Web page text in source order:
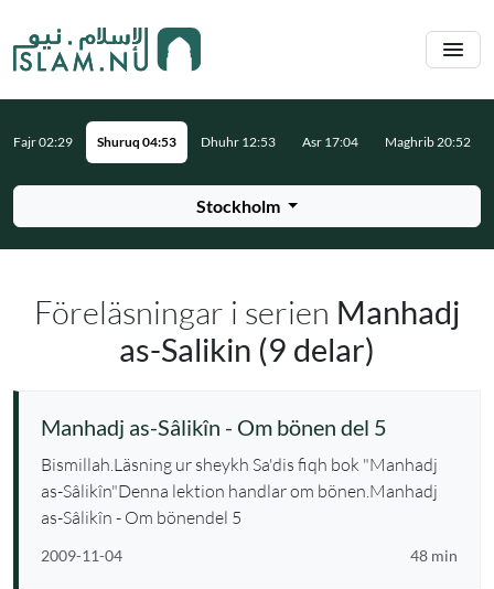
Stockholm
Fajr 02:29 Shuruq 04:53 Dhuhr 12:53 Asr 17:04 Maghrib 20:52
Föreläsningar i serien Manhadj
as-Salikin (9 delar)
Manhadj as-Sâlikîn - Om bönen del 5
Bismillah.Läsning ur sheykh Sa'dis fiqh bok "Manhadj
as-Sâlikîn"Denna lektion handlar om bönen.Manhadj
as-Sâlikîn - Om bönendel 5
2009-11-04 48 min